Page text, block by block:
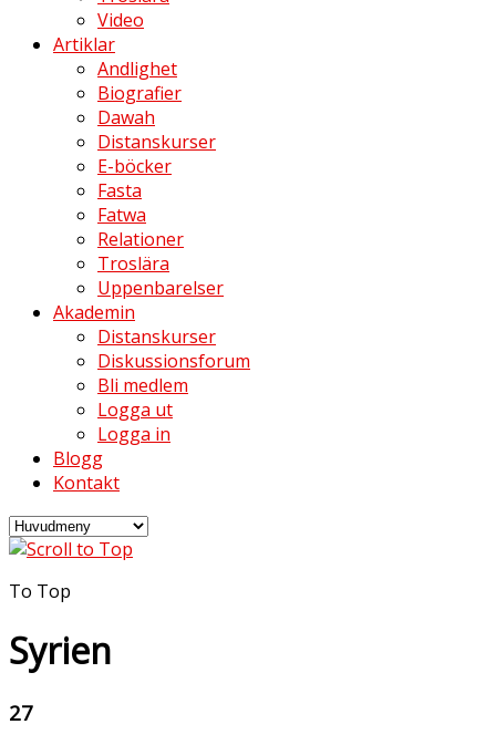
Video
Artiklar
Andlighet
Biografier
Dawah
Distanskurser
E-böcker
Fasta
Fatwa
Relationer
Troslära
Uppenbarelser
Akademin
Distanskurser
Diskussionsforum
Bli medlem
Logga ut
Logga in
Blogg
Kontakt
To Top
Syrien
27